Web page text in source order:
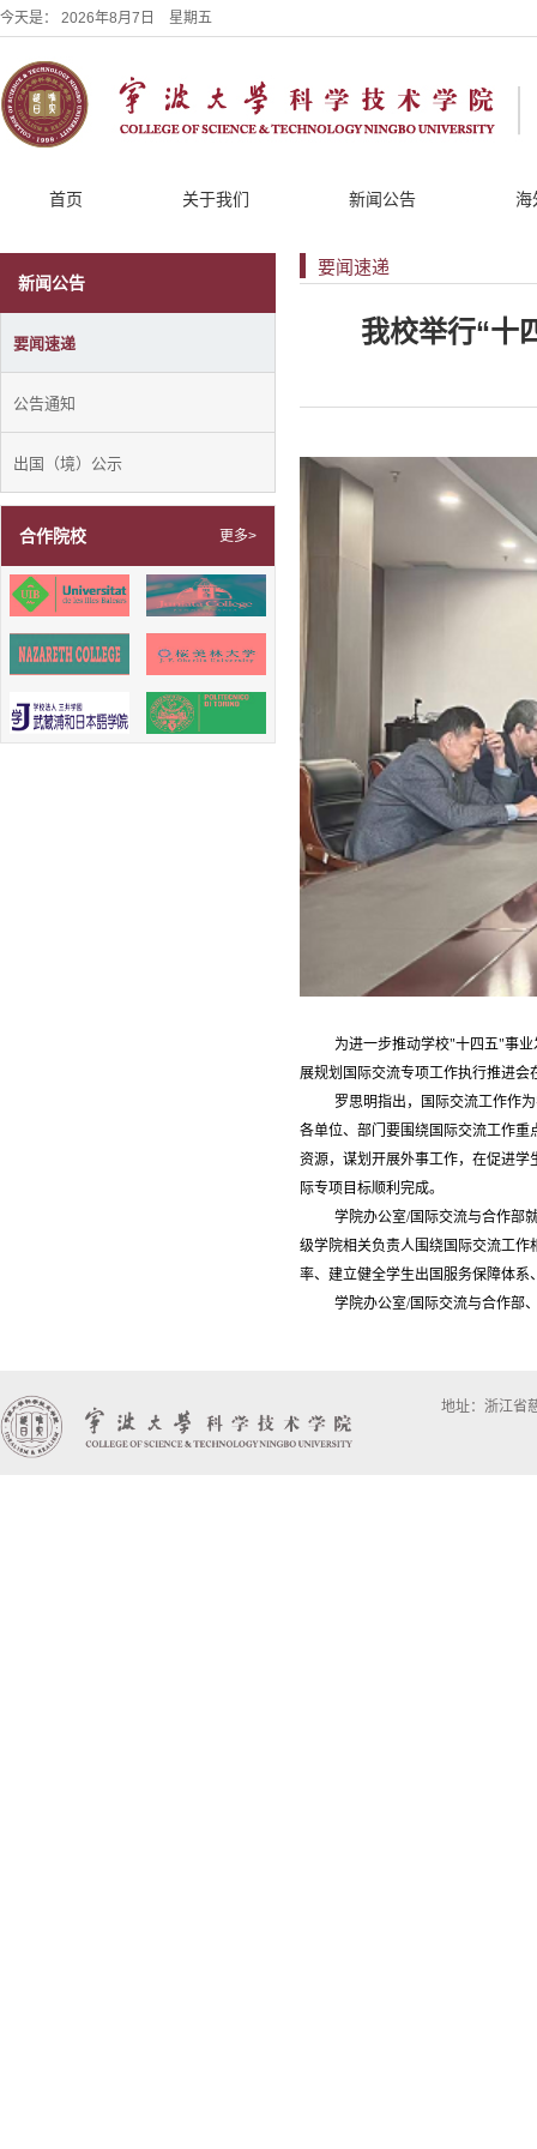
今天是： 2026年8月7日 星期五
首页 关于我们 新闻公告 海
新闻公告
要闻速递
公告通知
出国（境）公示
合作院校 更多>
要闻速递
我校举行“十
为进一步推动学校"十四五"事
展规划国际交流专项工作执行推进会
罗思明指出，国际交流工作作
各单位、部门要围绕国际交流工作重
资源，谋划开展外事工作，在促进学
际专项目标顺利完成。
学院办公室/国际交流与合作部
级学院相关负责人围绕国际交流工
率、建立健全学生出国服务保障体
学院办公室/国际交流与合作部
地址：浙江省